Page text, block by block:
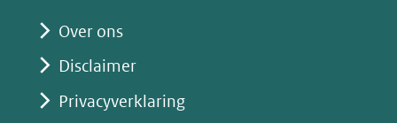
Over ons
Disclaimer
Privacyverklaring